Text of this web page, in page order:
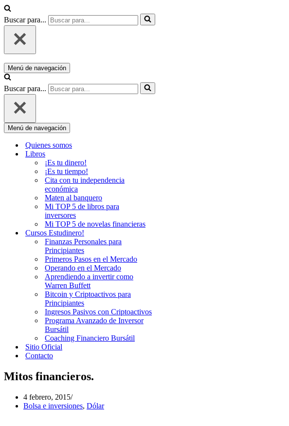
Buscar para...
Menú de navegación
Buscar para...
Menú de navegación
Quienes somos
Libros
¡Es tu dinero!
¡Es tu tiempo!
Cita con tu independencia
económica
Maten al banquero
Mi TOP 5 de libros para
inversores
Mi TOP 5 de novelas financieras
Cursos Estudinero!
Finanzas Personales para
Principiantes
Primeros Pasos en el Mercado
Operando en el Mercado
Aprendiendo a invertir como
Warren Buffett
Bitcoin y Criptoactivos para
Principiantes
Ingresos Pasivos con Criptoactivos
Programa Avanzado de Inversor
Bursátil
Coaching Financiero Bursátil
Sitio Oficial
Contacto
Mitos financieros.
4 febrero, 2015
Bolsa e inversiones, Dólar